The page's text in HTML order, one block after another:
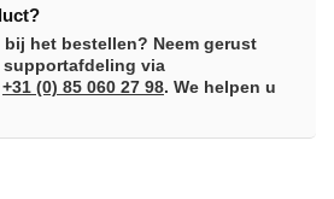
het bestellen? Neem gerust
via
+31 (0) 85 060 27 98. We helpen u